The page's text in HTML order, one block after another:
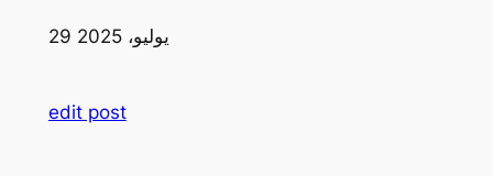
29 يوليو، 2025
edit post